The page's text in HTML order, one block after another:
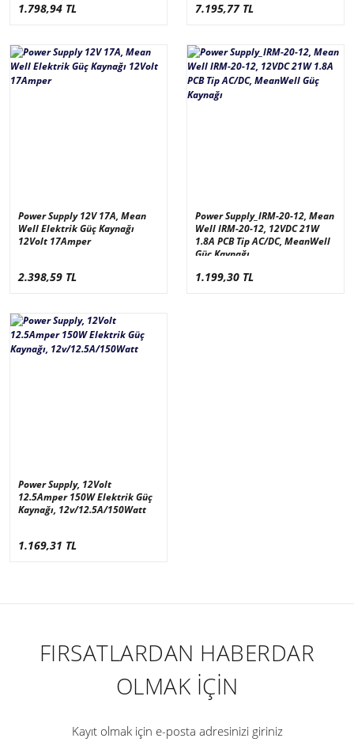
1.798,94 TL 7.195,77 TL
Power Supply 12V 17A, Mean
Well Elektrik Güç Kaynağı
12Volt 17Amper
2.398,59 TL
Power Supply_IRM-20-12, Mean
Well IRM-20-12, 12VDC 21W
1.8A PCB Tip AC/DC, MeanWell
Güç Kaynağı
1.199,30 TL
Power Supply, 12Volt
12.5Amper 150W Elektrik Güç
Kaynağı, 12v/12.5A/150Watt
1.169,31 TL
FIRSATLARDAN HABERDAR
OLMAK İÇİN